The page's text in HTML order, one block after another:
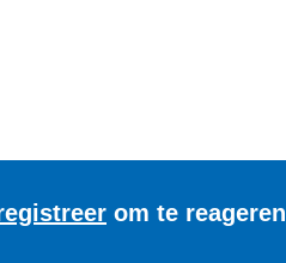
om te reageren